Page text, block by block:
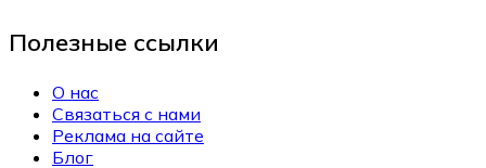
Полезные ссылки
О нас
Связаться с нами
Реклама на сайте
Блог